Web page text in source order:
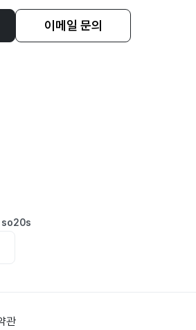
로설정
를 살펴보자 ………… 123
125
해
사회적 적응경험 …………… 130
심리사회적 적응에 미치는 영향
회적 적응경험의 이해
172
이메일 문의
so20s
관